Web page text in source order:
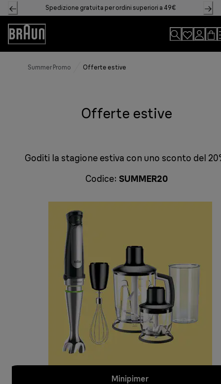
Skip
to
Content
Spedizione gratuita per ordini superiori a 49€
Accessibility
Statement
Summer Promo Offerte estive
Offerte estive
Goditi la stagione estiva con uno sconto del
Codice: SUMMER20
Minipimer